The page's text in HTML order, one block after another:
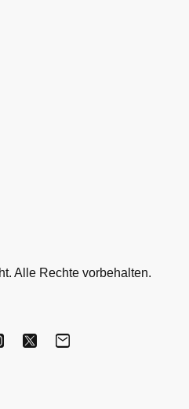
Alle Rechte vorbehalten.